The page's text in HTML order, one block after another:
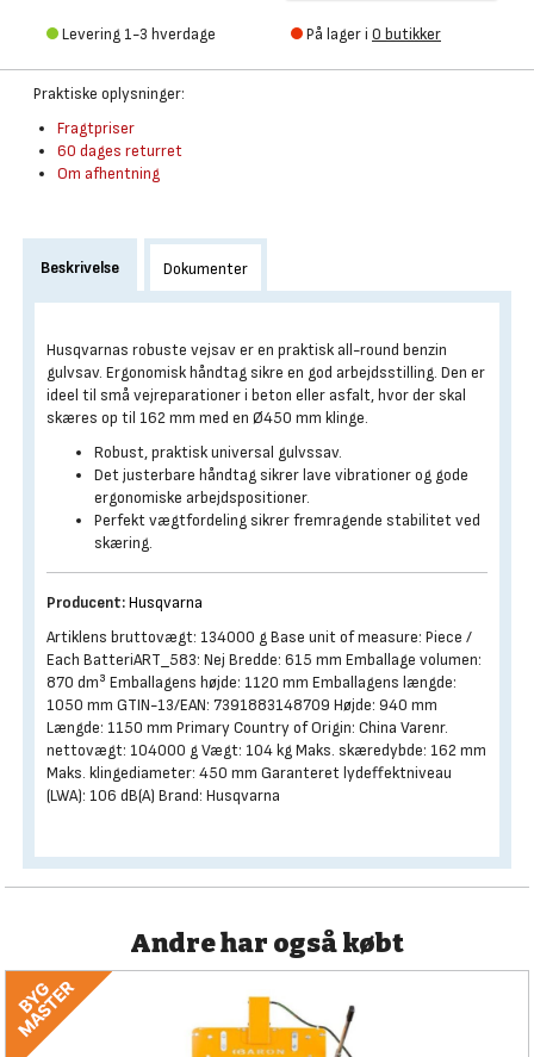
Levering 1-3 hverdage På lager i 0 butikker
Praktiske oplysninger:
Fragtpriser
60 dages returret
Om afhentning
Beskrivelse Dokumenter
Husqvarnas robuste vejsav er en praktisk all-round benzin
gulvsav. Ergonomisk håndtag sikre en god arbejdsstilling. Den er
ideel til små vejreparationer i beton eller asfalt, hvor der skal
skæres op til 162 mm med en Ø450 mm klinge.
Robust, praktisk universal gulvssav.
Det justerbare håndtag sikrer lave vibrationer og gode
ergonomiske arbejdspositioner.
Perfekt vægtfordeling sikrer fremragende stabilitet ved
skæring.
Producent:Husqvarna
Artiklens bruttovægt: 134000 g Base unit of measure: Piece /
Each BatteriART_583: Nej Bredde: 615 mm Emballage volumen:
870 dm³ Emballagens højde: 1120 mm Emballagens længde:
1050 mm GTIN-13/EAN: 7391883148709 Højde: 940 mm
Længde: 1150 mm Primary Country of Origin: China Varenr.
nettovægt: 104000 g Vægt: 104 kg Maks. skæredybde: 162 mm
Maks. klingediameter: 450 mm Garanteret lydeffektniveau
(LWA): 106 dB(A) Brand: Husqvarna
Andre har også købt